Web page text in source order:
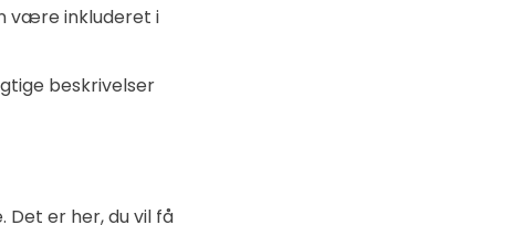
være inkluderet i
beskrivelser
Det er her, du vil få